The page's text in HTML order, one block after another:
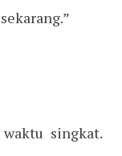
singkat.